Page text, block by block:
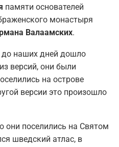
памяти основателей
монастыря
Валаамских.
до наших дней дошло
версий, они были
на острове
версии это произошло
они поселились на Святом
шведский атлас, в